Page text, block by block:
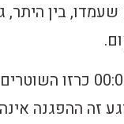
שעמדו, בין
סמוך לשעה 00:00
זה ההפגנה